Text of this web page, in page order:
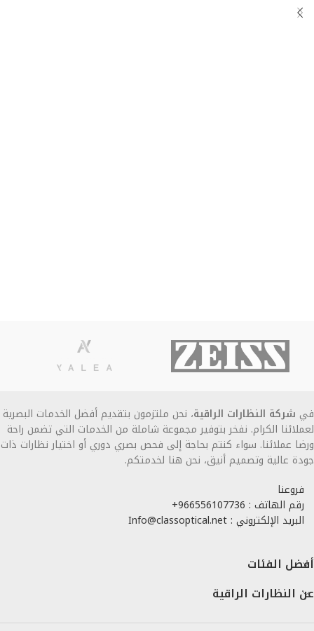
في شركة النظارات الراقية، نحن ملتزمون بتقديم أفضل الخدمات البصرية
لعملائنا الكرام. نفخر بتوفير مجموعة شاملة من الخدمات التي تضمن راحة
ورضا عملائنا. سواء كنتم بحاجة إلى فحص بصري دوري أو اختيار نظارات ذات
جودة عالية وتصميم أنيق، نحن هنا لخدمتكم.
فروعنا
رقم الهاتف : 966556107736+
البريد الإلكتروني : Info@classoptical.net
أفضل الفئات
عن النظارات الراقية